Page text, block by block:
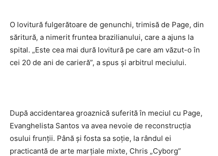
O lovitură fulgerătoare de genunchi, trimisă de Page, din
săritură, a nimerit fruntea brazilianului, care a ajuns la
spital. „Este cea mai dură lovitură pe care am văzut-o în
cei 20 de ani de carieră”, a spus şi arbitrul meciului.
După accidentarea groaznică suferită în meciul cu Page,
Evanghelista Santos va avea nevoie de reconstrucţia
osului frunţii. Până şi fosta sa soţie, la rândul ei
practicantă de arte marţiale mixte, Chris „Cyborg”